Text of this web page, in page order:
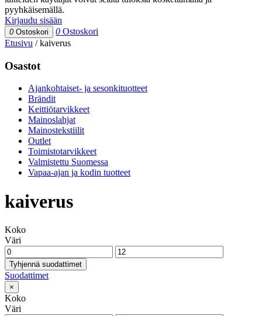
pyyhkäisemällä.
Kirjaudu sisään
0 Ostoskori 0 Ostoskori
Etusivu /kaiverus
Osastot
Ajankohtaiset- ja sesonkituotteet
Brändit
Keittiötarvikkeet
Mainoslahjat
Mainostekstiilit
Outlet
Toimistotarvikkeet
Valmistettu Suomessa
Vapaa-ajan ja kodin tuotteet
kaiverus
Koko
Väri
Tyhjennä suodattimet
Suodattimet
×
Koko
Väri